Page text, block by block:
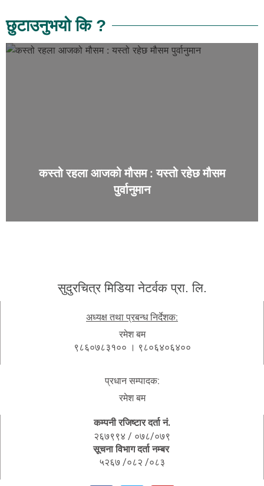
छुटाउनुभयो कि ?
कस्तो रहला आजको मौसम : यस्तो रहेछ मौसम
पुर्वानुमान
सुदुरचित्र मिडिया नेटर्वक प्रा. लि.
अध्यक्ष तथा प्रबन्ध निर्देशक:
रमेश बम
९८६०७८३१०० । ९८०६४०६४००
प्रधान सम्पादक:
रमेश बम
कम्पनी रजिष्टार दर्ता नं.
२६७९९४ / ०७८/०७९
सूचना विभाग दर्ता नम्बर
५२६७ /०८२ /०८३